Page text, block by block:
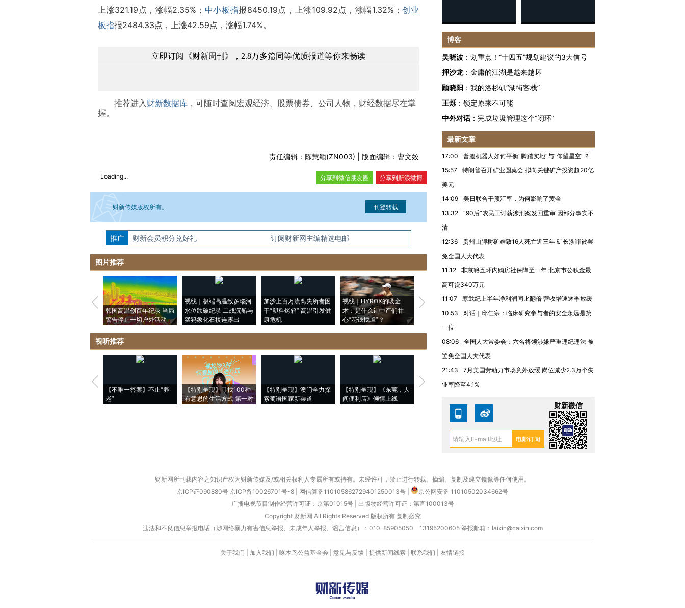
上涨321.19点，涨幅2.35%； 中小板指报8450.19点，上涨109.92点，涨幅1.32%； 创业
板指报2484.33点，上涨42.59点，涨幅1.74%。
立即订阅《财新周刊》，2.8万多篇同等优质报道等你来畅读
推荐进入财新数据库 ，可随时查阅宏观经济、股票债券、公司人物，财经数据尽在掌
握。
责任编辑：陈慧颖(ZN003) | 版面编辑：曹文姣
Loading... 分享到新浪微博
分享到微信朋友圈
财新传媒版权所有。
如需刊登转载请点击右侧按钮，提交相关信息。经确认即可刊登转载。
推广 财新会员积分兑好礼 订阅财新网主编精选电邮
图片推荐
韩国高温创百年纪录 当局
警告停止一切户外活动
视线｜极端高温致多瑙河
水位跌破纪录 二战沉船与
猛犸象化石接连露出
加沙上百万流离失所者困
于“塑料烤箱” 高温引发健
康危机
视线｜HYROX的吸金
术：是什么让中产们甘
心“花钱找虐”？
马航飞行员跨国走私7万
粒摇头丸 尿检体内含3种
视线｜被称为“蟑螂”的印
度Z世代 用街头抗争将教
视线｜“入侵”还是“人道危
机”？难民潮撕裂西班牙
视听推荐
【不唯一答案】不止“养
老”
【特别呈现】寻找100种
有意思的生活方式·第一对
【特别呈现】澳门全力探
索葡语国家新渠道
【特别呈现】《东莞，人
间便利店》倾情上线
【推广】走进第四届链博
会，让数智科技“链”接产
博客
吴晓波 ： 划重点！“十四五”规划建议的3大信号
押沙龙 ： 金庸的江湖是越来越坏
顾晓阳 ： 我的洛杉矶“湖街客栈”
王烁 ： 锁定原来不可能
中外对话： 完成垃圾管理这个“闭环”
最新文章
17:00
普渡机器人如何平衡“脚踏实地”与“仰望星空”？
15:57
特朗普召开矿业圆桌会 拟向关键矿产投资超20亿
美元
14:09
美日联合干预汇率，为何影响了黄金
13:32
“90后”农民工讨薪涉刑案发回重审 因部分事实不
清
12:36
贵州山脚树矿难致16人死亡近三年 矿长涉罪被罢
免全国人大代表
11:12
非京籍五环内购房社保降至一年 北京市公积金最
高可贷340万元
11:07
寒武纪上半年净利润同比翻倍 营收增速逐季放缓
10:53
对话｜邱仁宗：临床研究参与者的安全永远是第
一位
08:06
全国人大常委会：六名将领涉嫌严重违纪违法 被
罢免全国人大代表
21:43
7月美国劳动力市场意外放缓 岗位减少2.3万个失
业率降至4.1%
财新微信
财新网所刊载内容之知识产权为财新传媒及/或相关权利人专属所有或持有。未经许可，禁止进行转载、摘编、复制及建立镜像等任何使用。
京ICP证090880号 京ICP备10026701号-8 网信算备110105862729401250013号
京公网安备 11010502034662号
广播电视节目制作经营许可证：京第01015号| 出版物经营许可证：第直100013号
Copyright 财新网 All Rights Reserved 版权所有 复制必究
违法和不良信息举报电话（涉网络暴力有害信息举报、未成年人举报、谣言信息）：010-85905050 13195200605 举报邮箱：laixin@caixin.com
关于我们 加入我们 啄木鸟公益基金会 意见与反馈 提供新闻线索 联系我们 友情链接